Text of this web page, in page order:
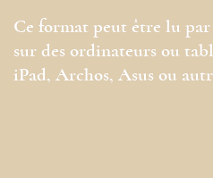
Ce format peut être lu
sur des ordinateurs ou
iPad, Archos, Asus ou